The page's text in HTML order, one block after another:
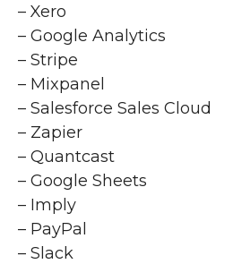
– Xero
– Google Analytics
– Stripe
– Mixpanel
– Salesforce Sales Cloud
– Zapier
– Quantcast
– Google Sheets
– Imply
– PayPal
– Slack